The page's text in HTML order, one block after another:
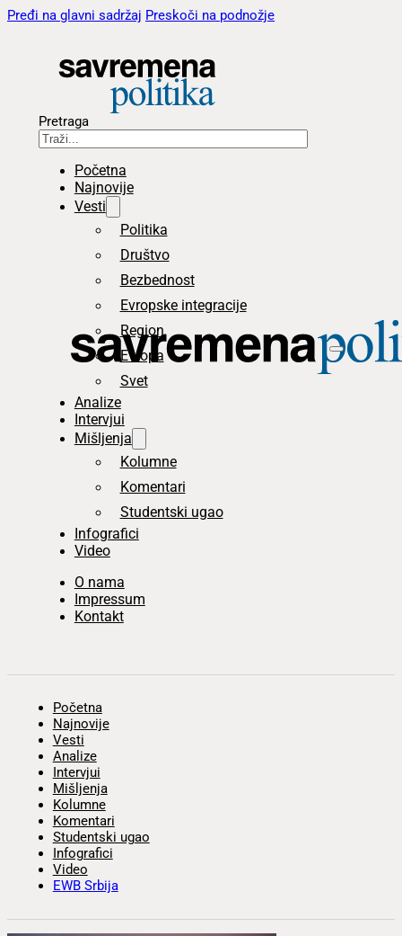
Pređi na glavni sadržaj Preskoči na podnožje
Pretraga
Početna
Najnovije
Vesti
Politika
Društvo
Bezbednost
Evropske integracije
Region
Evropa
Svet
Analize
Intervjui
Mišljenja
Kolumne
Komentari
Studentski ugao
Infografici
Video
O nama
Impressum
Kontakt
Početna
Najnovije
Vesti
Analize
Intervjui
Mišljenja
Kolumne
Komentari
Studentski ugao
Infografici
Video
EWB Srbija